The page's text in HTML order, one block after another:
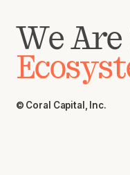
We Are
© Coral Capital, Inc.